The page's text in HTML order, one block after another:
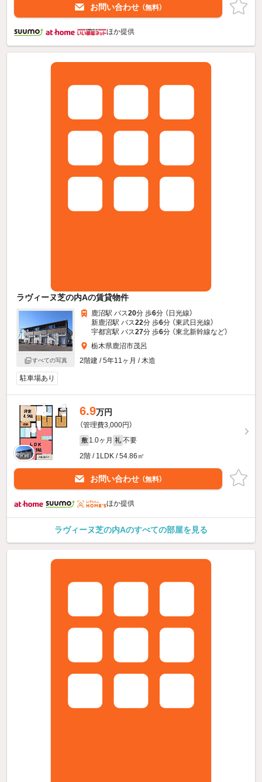
お問い合わせ （無料）
ほか提供
ラヴィーヌ芝の内Aの賃貸物件
すべての写真
鹿沼駅 バス20分 歩6分 （日光線）
新鹿沼駅 バス22分 歩6分 （東武日光線）
宇都宮駅 バス27分 歩6分 （東北新幹線など）
栃木県鹿沼市茂呂
2階建 / 5年11ヶ月 / 木造
駐車場あり
6.9万円
（管理費3,000円）
敷 1.0ヶ月 礼 不要
2階 / 1LDK / 54.86㎡
お問い合わせ （無料）
ほか提供
ラヴィーヌ芝の内Aのすべての部屋を見る